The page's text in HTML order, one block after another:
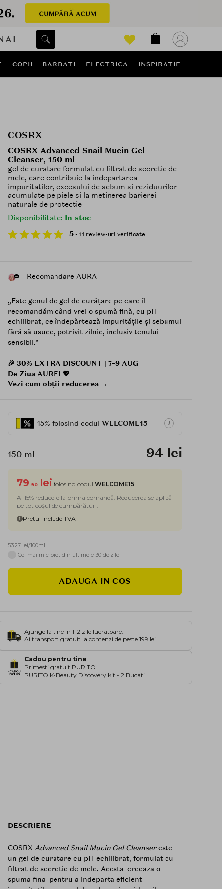
COPII BARBATI ELECTRICA INSPIRATIE
COSRX
COSRX Advanced Snail Mucin Gel
Cleanser, 150 ml
gel de curatare formulat cu filtrat de secretie de
melc, care contribuie la indepartarea
impuritatilor, excesului de sebum si reziduurilor
acumulate pe piele si la metinerea barierei
naturale de protectie
Disponibilitate: In stoc
5 - 11 review-uri verificate
Recomandare AURA
„Este genul de gel de curățare pe care îl
recomandăm când vrei o spumă fină, cu pH
echilibrat, ce îndepărtează impuritățile și sebumul
fără să usuce, potrivit zilnic, inclusiv tenului
sensibil.”
🎉 30% EXTRA DISCOUNT | 7–9 AUG
De Ziua AUREI 💖
Vezi cum obții reducerea →
-15% folosind codul WELCOME15 i
150 ml 94 lei
79 .90 lei folosind codul WELCOME15
Ai 15% reducere la prima comandă. Reducerea se aplică
pe tot coșul de cumpărături.
Pretul include TVA
53.27 lei/100ml
Cel mai mic pret din ultimele 30 de zile
ADAUGA IN COS
Ajunge la tine in 1-2 zile lucratoare.
Ai transport gratuit la comenzi de peste 199 lei.
Cadou pentru tine
Primesti gratuit PURITO
PURITO K-Beauty Discovery Kit - 2 Bucati
DESCRIERE
COSRX Advanced Snail Mucin Gel Cleansereste
un gel de curatare cu pH echilibrat, formulat cu
filtrat de secretie de melc. Acesta creeaza o
spuma fina pentru a indeparta eficient